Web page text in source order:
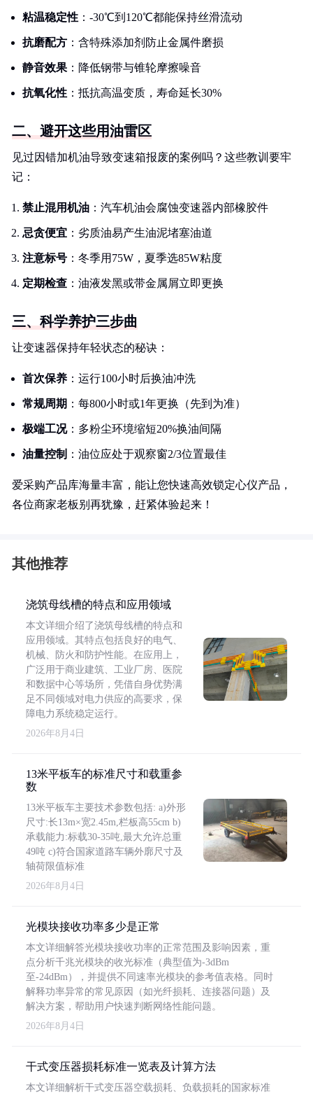
粘温稳定性 ：-30℃到120℃都能保持丝滑流动
抗磨配方 ：含特殊添加剂防止金属件磨损
静音效果 ：降低钢带与锥轮摩擦噪音
抗氧化性 ：抵抗高温变质，寿命延长30%
二、避开这些用油雷区
见过因错加机油导致变速箱报废的案例吗？这些教训要牢
记：
禁止混用机油 ：汽车机油会腐蚀变速器内部橡胶件
忌贪便宜 ：劣质油易产生油泥堵塞油道
注意标号 ：冬季用75W，夏季选85W粘度
定期检查 ：油液发黑或带金属屑立即更换
三、科学养护三步曲
让变速器保持年轻状态的秘诀：
首次保养 ：运行100小时后换油冲洗
常规周期 ：每800小时或1年更换（先到为准）
极端工况：多粉尘环境缩短20%换油间隔
油量控制 ：油位应处于观察窗2/3位置最佳
爱采购产品库海量丰富，能让您快速高效锁定心仪产品，
各位商家老板别再犹豫，赶紧体验起来！
其他推荐
浇筑母线槽的特点和应用领域
本文详细介绍了浇筑母线槽的特点和
应用领域。其特点包括良好的电气、
机械、防火和防护性能。在应用上，
广泛用于商业建筑、工业厂房、医院
和数据中心等场所，凭借自身优势满
足不同领域对电力供应的高要求，保
障电力系统稳定运行。
2026年8月4日
13米平板车的标准尺寸和载重参
数
13米平板车主要技术参数包括: a)外形
尺寸:长13m×宽2.45m,栏板高55cm b)
承载能力:标载30-35吨,最大允许总重
49吨 c)符合国家道路车辆外廓尺寸及
轴荷限值标准
2026年8月4日
光模块接收功率多少是正常
本文详细解答光模块接收功率的正常范围及影响因素，重
点分析千兆光模块的收光标准（典型值为-3dBm
至-24dBm），并提供不同速率光模块的参考值表格。同时
解释功率异常的常见原因（如光纤损耗、连接器问题）及
解决方案，帮助用户快速判断网络性能问题。
2026年8月4日
干式变压器损耗标准一览表及计算方法
本文详细解析干式变压器空载损耗、负载损耗的国家标准